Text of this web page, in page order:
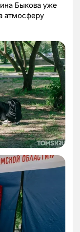
Быкова уже
атмосферу